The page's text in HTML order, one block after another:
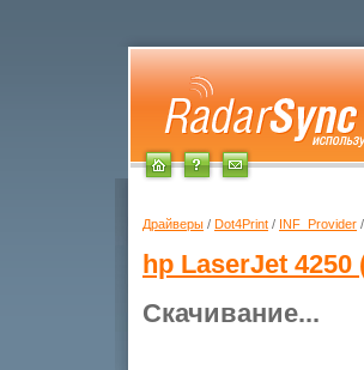
Драйверы / Dot4Print / INF_Provider /
hp LaserJet 4250
Скачивание...